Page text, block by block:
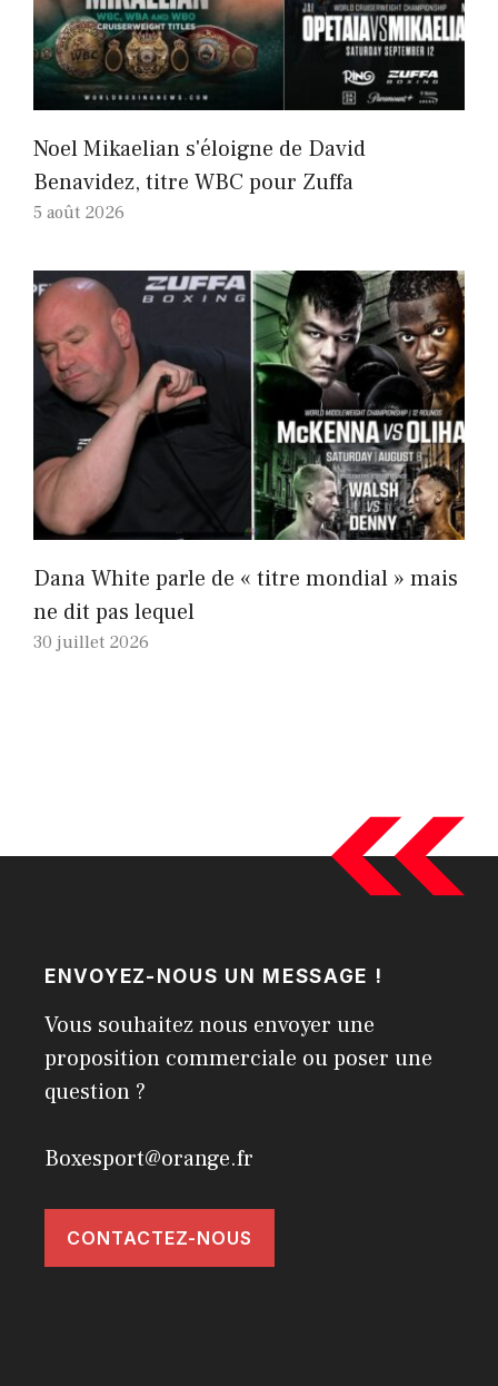
Noel Mikaelian s'éloigne de David
Benavidez, titre WBC pour Zuffa
5 août 2026
Dana White parle de « titre mondial » mais
ne dit pas lequel
30 juillet 2026
ENVOYEZ-NOUS UN MESSAGE !
Vous souhaitez nous envoyer une
proposition commerciale ou poser une
question ?
Boxesport@orange.fr
CONTACTEZ-NOUS